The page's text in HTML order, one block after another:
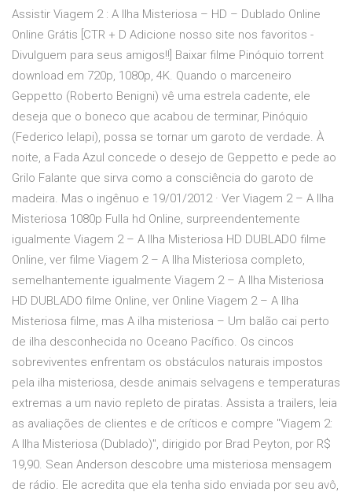
Assistir Viagem 2 : A Ilha Misteriosa – HD – Dublado Online
Online Grátis [CTR + D Adicione nosso site nos favoritos -
Divulguem para seus amigos!!] Baixar filme Pinóquio torrent
download em 720p, 1080p, 4K. Quando o marceneiro
Geppetto (Roberto Benigni) vê uma estrela cadente, ele
deseja que o boneco que acabou de terminar, Pinóquio
(Federico Ielapi), possa se tornar um garoto de verdade. À
noite, a Fada Azul concede o desejo de Geppetto e pede ao
Grilo Falante que sirva como a consciência do garoto de
madeira. Mas o ingênuo e 19/01/2012 · Ver Viagem 2 – A Ilha
Misteriosa 1080p Fulla hd Online, surpreendentemente
igualmente Viagem 2 – A Ilha Misteriosa HD DUBLADO filme
Online, ver filme Viagem 2 – A Ilha Misteriosa completo,
semelhantemente igualmente Viagem 2 – A Ilha Misteriosa
HD DUBLADO filme Online, ver Online Viagem 2 – A Ilha
Misteriosa filme, mas A ilha misteriosa – Um balão cai perto
de ilha desconhecida no Oceano Pacífico. Os cincos
sobreviventes enfrentam os obstáculos naturais impostos
pela ilha misteriosa, desde animais selvagens e temperaturas
extremas a um navio repleto de piratas. ‎Assista a trailers, leia
as avaliações de clientes e de críticos e compre "Viagem 2:
A Ilha Misteriosa (Dublado)", dirigido por Brad Peyton, por R$
19,90. Sean Anderson descobre uma misteriosa mensagem
de rádio. Ele acredita que ela tenha sido enviada por seu avô,